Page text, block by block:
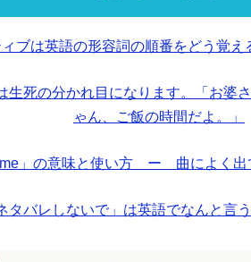
ブは英語の形容詞の順番をどう覚え
生死の分かれ目になります。「お
ゃん、ご飯の時間だよ。」
me」の意味と使い方 ー 曲によく出
タバレしないで」は英語でなんと言